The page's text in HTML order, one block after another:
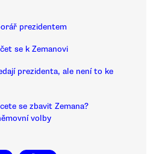
prezidentem
se k Zemanovi
prezidenta, ale není to ke
se zbavit Zemana?
volby